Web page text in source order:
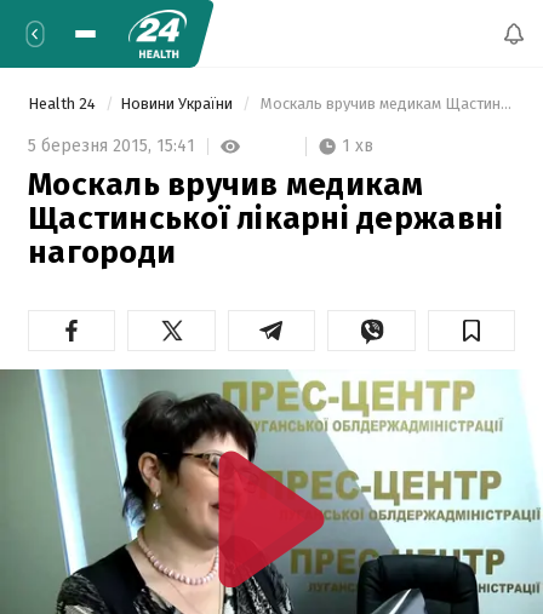
Health 24 Новини України Москаль вручив медикам Щастинської лікарні державні нагороди
5 березня 2015, 15:41 1 хв
Москаль вручив медикам
Щастинської лікарні державні
нагороди